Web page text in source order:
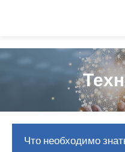
Что необходимо